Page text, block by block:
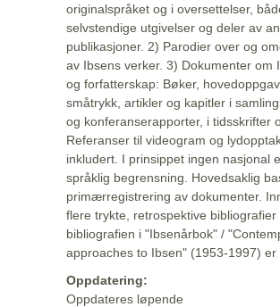
originalspråket og i oversettelser,
selvstendige utgivelser og deler av
publikasjoner. 2) Parodier over og
av Ibsens verker. 3) Dokumenter om
og forfatterskap: Bøker,
småtrykk, artikler og kapitler i
og konferanserapporter, i tidsskrifter
Referanser til videogram og
inkludert. I prinsippet ingen nasjonal
språklig begrensning. Hovedsaklig
primærregistrering av dokumenter.
flere trykte, retrospektive bibliografier
bibliografien i "Ibsenårbok" /
approaches to Ibsen" (1953-1997) er
Oppdatering:
Oppdateres løpende